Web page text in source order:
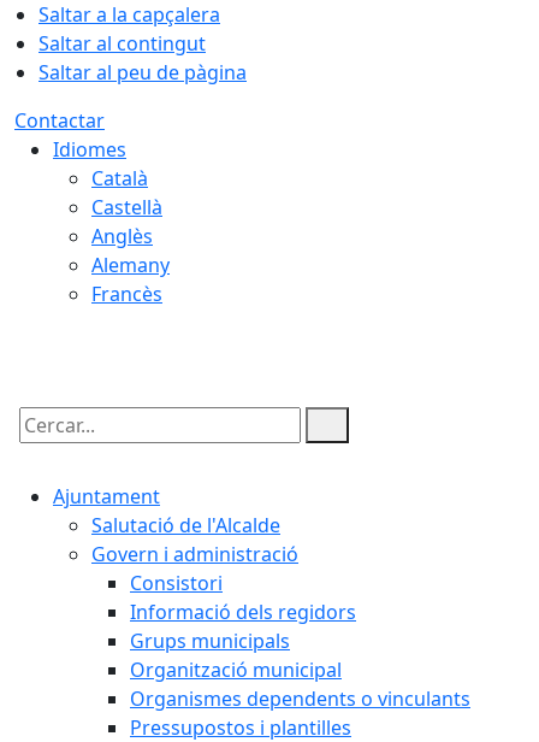
Saltar a la capçalera
Saltar al contingut
Saltar al peu de pàgina
Contactar
Idiomes
Català
Castellà
Anglès
Alemany
Francès
Cercar:
Ajuntament
Salutació de l'Alcalde
Govern i administració
Consistori
Informació dels regidors
Grups municipals
Organització municipal
Organismes dependents o vinculants
Pressupostos i plantilles